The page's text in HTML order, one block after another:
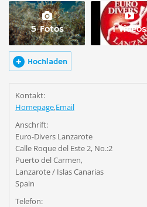
5 Fotos 1 Videos
Hochladen
Kontakt:
Homepage,Email
Anschrift:
Euro-Divers Lanzarote
Calle Roque del Este 2, No.:2
Puerto del Carmen,
Lanzarote / Islas Canarias
Spain
Telefon: